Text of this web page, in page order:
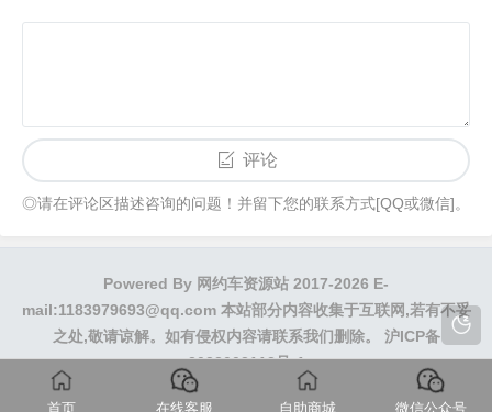
评论
◎请在评论区描述咨询的问题！并留下您的联系方式[QQ或微信]。
Powered By 网约车资源站 2017-2026 E-
mail:1183979693@qq.com 本站部分内容收集于互联网,若有不妥
之处,敬请谅解。如有侵权内容请联系我们删除。 沪ICP备
2023003113号-1
首页 在线客服 自助商城 微信公众号